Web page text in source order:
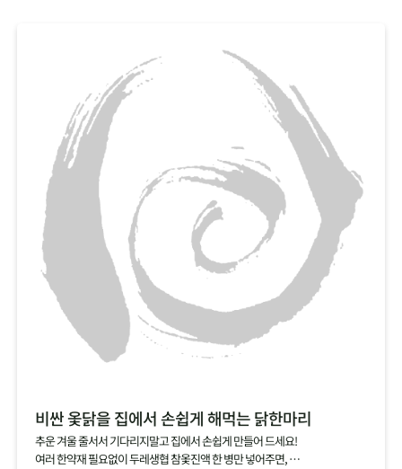
비싼 옻닭을 집에서 손쉽게 해먹는 닭한마리
추운 겨울 줄서서 기다리지말고 집에서 손쉽게 만들어 드세요!
여러 한약재 필요없이 두레생협 참옻진액 한 병만 넣어주면,